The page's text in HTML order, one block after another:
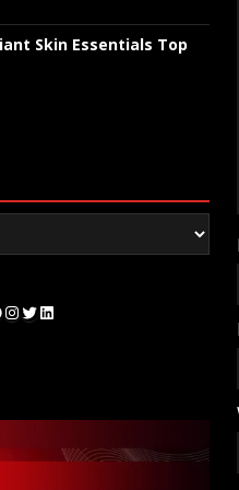
Skin Essentials Top
Instagram
Twitter
LinkedIn